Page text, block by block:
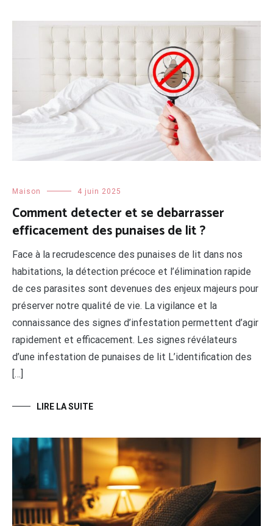
Maison 4 juin 2025
Comment detecter et se debarrasser
efficacement des punaises de lit ?
Face à la recrudescence des punaises de lit dans nos
habitations, la détection précoce et l’élimination rapide
de ces parasites sont devenues des enjeux majeurs pour
préserver notre qualité de vie. La vigilance et la
connaissance des signes d’infestation permettent d’agir
rapidement et efficacement. Les signes révélateurs
d’une infestation de punaises de lit L’identification des
[…]
LIRE LA SUITE